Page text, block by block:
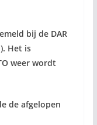
bij de DAR
Het is
weer wordt
de afgelopen